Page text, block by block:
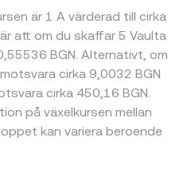
är 1 A värderad till cirka
att om du skaffar 5 Vaulta
BGN. Alternativt, om
cirka 9,0032 BGN
cirka 450,16 BGN.
på växelkursen mellan
kan variera beroende